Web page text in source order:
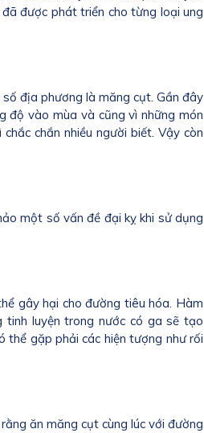
được phát triển cho từng loại ung
địa phương là măng cụt. Gần đây
độ vào mùa và cũng vì những món
chắn nhiều người biết. Vậy còn
một số vấn đề đại kỵ khi sử dụng
gây hại cho đường tiêu hóa. Hàm
luyện trong nước có ga sẽ tạo
thể gặp phải các hiện tượng như rối
ăn măng cụt cùng lúc với đường